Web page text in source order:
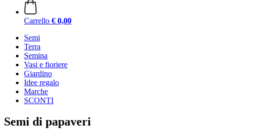
Carrello € 0,00
Semi
Terra
Semina
Vasi e fioriere
Giardino
Idee regalo
Marche
SCONTI
Semi di papaveri